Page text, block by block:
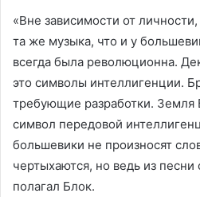
«Вне зависимости от
та же музыка, что и у
всегда была революционна.
это символы интеллигенции.
требующие разработки. Земля
символ передовой
большевики не произносят
чертыхаются, но ведь из
полагал Блок.